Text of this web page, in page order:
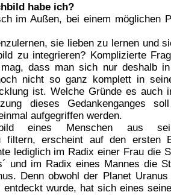
habe ich?
im Außen, bei einem möglichen
sie lieben zu lernen und
zu integrieren? Komplizierte
dass man sich nur deshalb
nicht so ganz komplett in
ist. Welche Gründe es auch
dieses Gedankenganges
aufgegriffen werden.
eines Menschen aus
filtern, erscheint auf den ersten
lediglich im Radix einer Frau die
und im Radix eines Mannes die
Denn obwohl der Planet
wurde, hat sich eines